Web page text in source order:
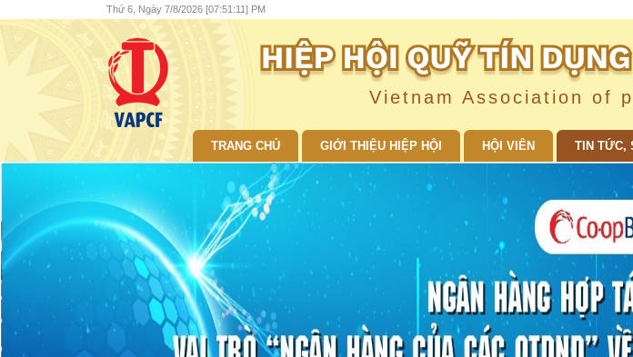
Thứ 6, Ngày 7/8/2026 [07:51:12] PM
Vietnam Association of
TRANG CHỦ GIỚI THIỆU HIỆP HỘI HỘI VIÊN TIN TỨC,